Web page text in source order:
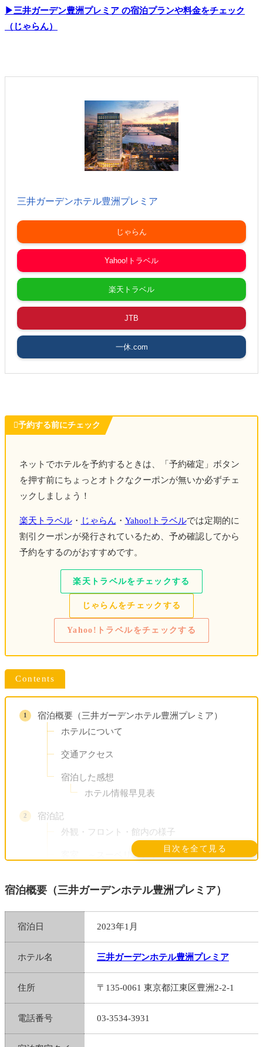
▶三井ガーデン豊洲プレミア の宿泊プランや料金をチェック
（じゃらん）
三井ガーデンホテル豊洲プレミア
じゃらん
Yahoo!トラベル
楽天トラベル
JTB
一休.com
予約する前にチェック
ネットでホテルを予約するときは、「予約確定」ボタン
を押す前にちょっとオトクなクーポンが無いか必ずチェ
ックしましょう！
楽天トラベル・ じゃらん ・ Yahoo!トラベルでは定期的に
割引クーポンが発行されているため、予め確認してから
予約をするのがおすすめです。
楽天トラベルをチェックする
じゃらんをチェックする
Yahoo!トラベルをチェックする
Contents
目次を全て見る
宿泊概要（三井ガーデンホテル豊洲プレミア）
ホテルについて
交通アクセス
宿泊した感想
ホテル情報早見表
宿泊記
外観・フロント・館内の様子
客室 ～スーペリアクイーン～
客室備品
まとめ
宿泊概要（三井ガーデンホテル豊洲プレミア）
宿泊日 2023年1月
ホテル名 三井ガーデンホテル豊洲プレミア
住所 〒135-0061 東京都江東区豊洲2-2-1
電話番号 03-3534-3931